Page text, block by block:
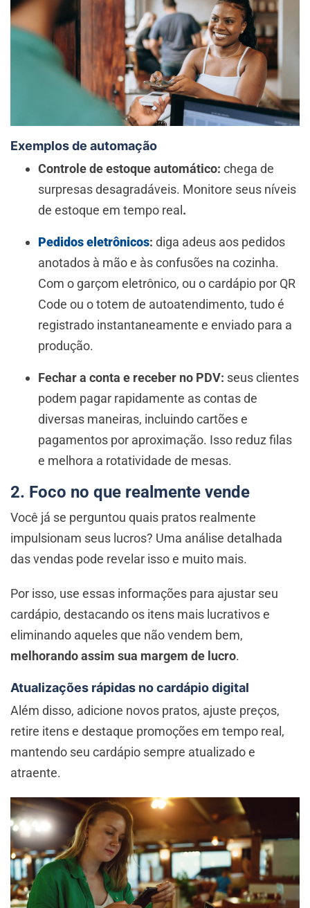
Exemplos de automação
Controle de estoque automático: chega de
surpresas desagradáveis. Monitore seus níveis
de estoque em tempo real .
Pedidos eletrônicos: diga adeus aos pedidos
anotados à mão e às confusões na cozinha.
Com o garçom eletrônico, ou o cardápio por QR
Code ou o totem de autoatendimento, tudo é
registrado instantaneamente e enviado para a
produção.
Fechar a conta e receber no PDV: seus clientes
podem pagar rapidamente as contas de
diversas maneiras, incluindo cartões e
pagamentos por aproximação. Isso reduz filas
e melhora a rotatividade de mesas.
2. Foco no que realmente vende
Você já se perguntou quais pratos realmente
impulsionam seus lucros? Uma análise detalhada
das vendas pode revelar isso e muito mais.
Por isso, use essas informações para ajustar seu
cardápio, destacando os itens mais lucrativos e
eliminando aqueles que não vendem bem,
melhorando assim sua margem de lucro.
Atualizações rápidas no cardápio digital
Além disso, adicione novos pratos, ajuste preços,
retire itens e destaque promoções em tempo real,
mantendo seu cardápio sempre atualizado e
atraente.